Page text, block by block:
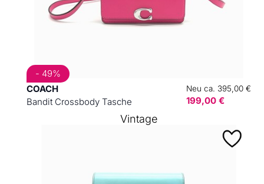
COACH
Bandit Crossbody Tasche
Neu ca. 395,00 €
199,00 €
- 49%
Vintage